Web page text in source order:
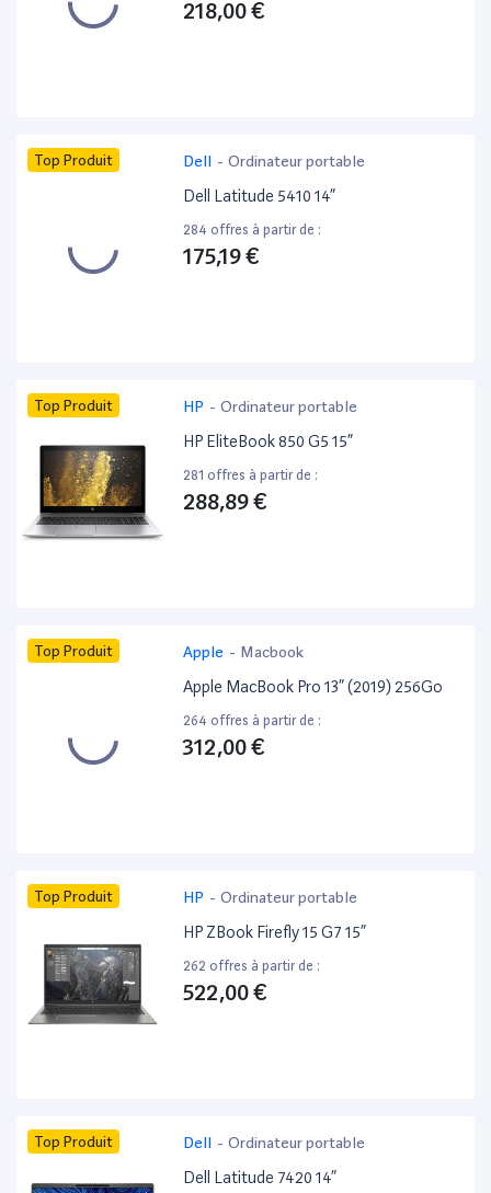
218,00 €
Top Produit Dell - Ordinateur portable
Dell Latitude 5410 14”
284 offres à partir de :
175,19 €
Top Produit HP - Ordinateur portable
HP EliteBook 850 G5 15”
281 offres à partir de :
288,89 €
Top Produit Apple - Macbook
Apple MacBook Pro 13” (2019) 256Go
264 offres à partir de :
312,00 €
Top Produit HP - Ordinateur portable
HP ZBook Firefly 15 G7 15”
262 offres à partir de :
522,00 €
Top Produit Dell - Ordinateur portable
Dell Latitude 7420 14”